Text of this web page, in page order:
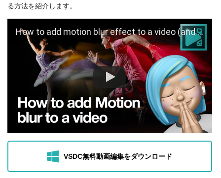
る方法を紹介します。
How to add motion blur effect to a video (and keep the moving object in focus)
VSDC無料動画編集をダウンロード